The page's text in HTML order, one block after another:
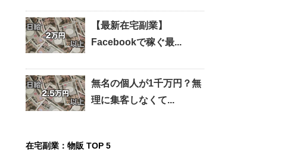
【最新在宅副業】
Facebookで稼ぐ最...
無名の個人が1千万円？無
理に集客しなくて...
在宅副業：物販 TOP 5